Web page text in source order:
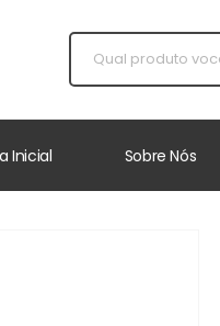
Inicial Sobre Nós